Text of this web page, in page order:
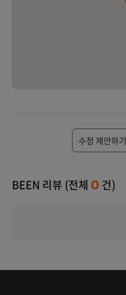
수정 제안하기
BEEN 리뷰 (전체 0 건)